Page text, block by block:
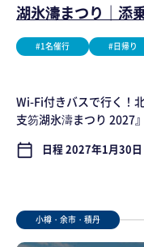
湖氷濤まつり｜添
#1名催行 #日帰り
Wi-Fi付きバスで行く！
支笏湖氷濤まつり 2027
calendar_today 日程 2027年1月30
小樽・余市・積丹